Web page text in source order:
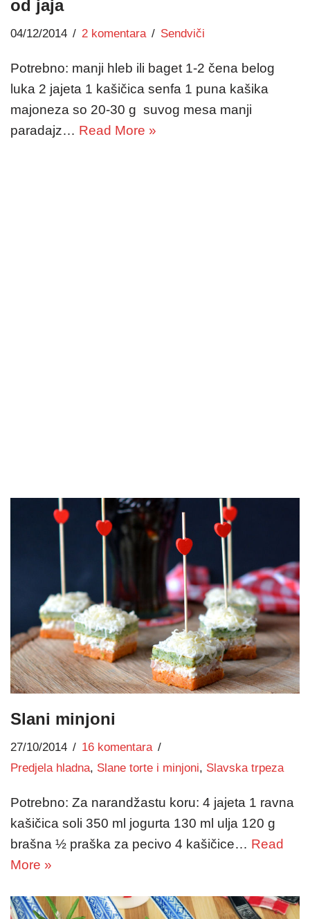
od jaja
04/12/2014 2 komentara Sendviči
Potrebno: manji hleb ili baget 1-2 čena belog
luka 2 jajeta 1 kašičica senfa 1 puna kašika
majoneza so 20-30 g suvog mesa manji
paradajz… Read More »
Slani minjoni
27/10/2014
16 komentara
Predjela hladna, Slane torte i minjoni, Slavska trpeza
Potrebno: Za narandžastu koru: 4 jajeta 1 ravna
kašičica soli 350 ml jogurta 130 ml ulja 120 g
brašna ½ praška za pecivo 4 kašičice… Read
More »